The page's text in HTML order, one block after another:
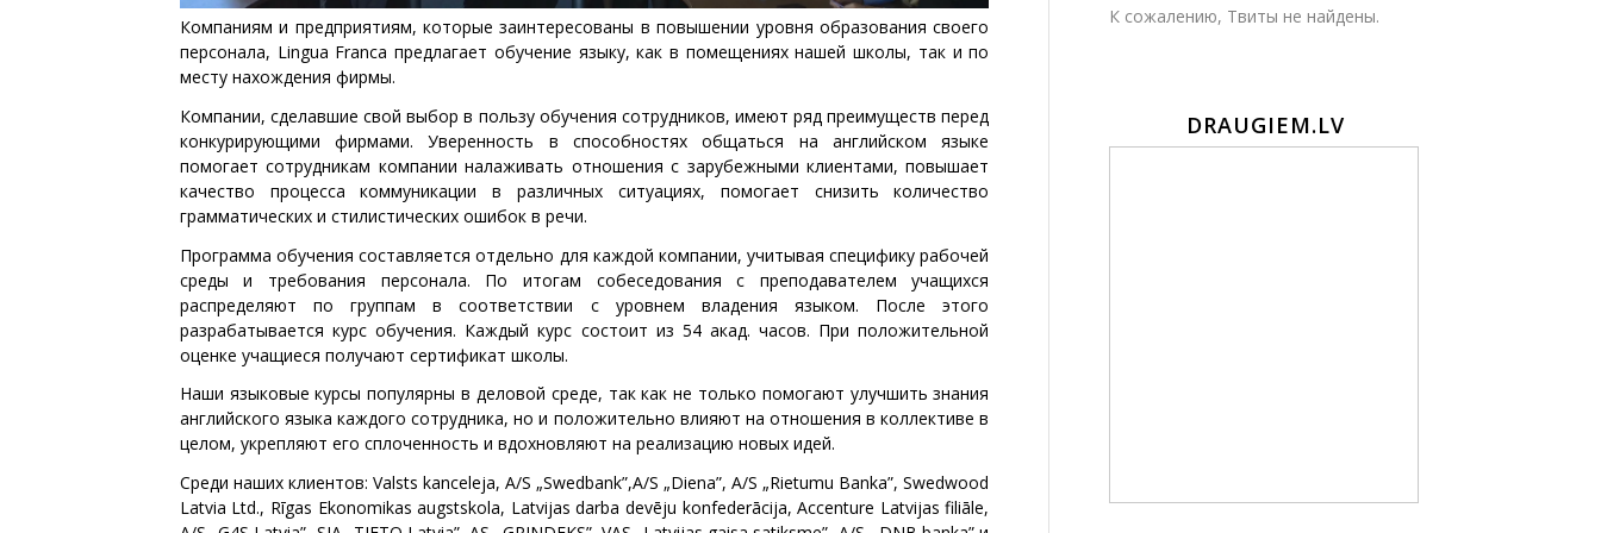
Компаниям и предприятиям, которые заинтересованы в повышении уровня образования своего
персонала, Lingua Franca предлагает обучение языку, как в помещениях нашей школы, так и по
месту нахождения фирмы.
Компании, сделавшие свой выбор в пользу обучения сотрудников, имеют ряд преимуществ перед
конкурирующими фирмами. Уверенность в способностях общаться на английском языке
помогает сотрудникам компании налаживать отношения с зарубежными клиентами, повышает
качество процесса коммуникации в различных ситуациях, помогает снизить количество
грамматических и стилистических ошибок в речи.
Программа обучения составляется отдельно для каждой компании, учитывая специфику рабочей
среды и требования персонала. По итогам собеседования с преподавателем учащихся
распределяют по группам в соответствии с уровнем владения языком. После этого
разрабатывается курс обучения. Каждый курс состоит из 54 акад. часов. При положительной
оценке учащиеся получают сертификат школы.
Наши языковые курсы популярны в деловой среде, так как не только помогают улучшить знания
английского языка каждого сотрудника, но и положительно влияют на отношения в коллективе в
целом, укрепляют его сплоченность и вдохновляют на реализацию новых идей.
Среди наших клиентов: Valsts kanceleja, A/S „Swedbank”,A/S „Diena”, A/S „Rietumu Banka”, Swedwood
Latvia Ltd., Rīgas Ekonomikas augstskola, Latvijas darba devēju konfederācija, Accenture Latvijas filiāle,
К сожалению, Твиты не найдены.
DRAUGIEM.LV